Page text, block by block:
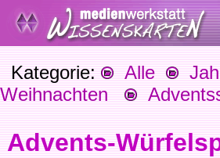
Kategorie: Alle
Weihnachten
Advents-